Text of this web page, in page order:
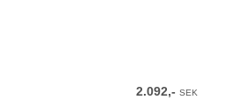
2.092,-SEK